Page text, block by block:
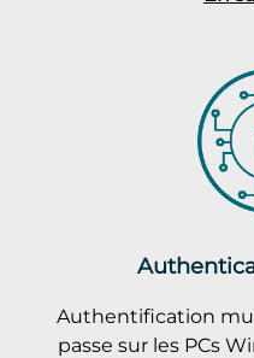
Authentification
passe sur les PCs